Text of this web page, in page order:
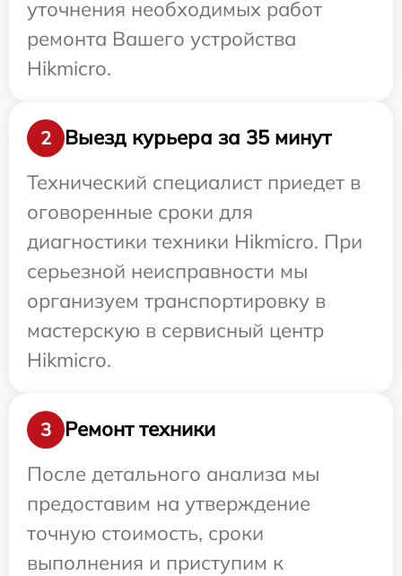
уточнения необходимых работ
ремонта Вашего устройства
Hikmicro.
2
Выезд курьера за 35 минут
Технический специалист приедет в
оговоренные сроки для
диагностики техники Hikmicro. При
серьезной неисправности мы
организуем транспортировку в
мастерскую в сервисный центр
Hikmicro.
3
Ремонт техники
После детального анализа мы
предоставим на утверждение
точную стоимость, сроки
выполнения и приступим к